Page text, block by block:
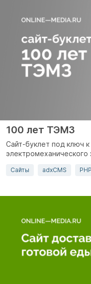
100 лет ТЭМЗ
Сайт-буклет под ключ
электромеханического
Сайты adxCMS PHP